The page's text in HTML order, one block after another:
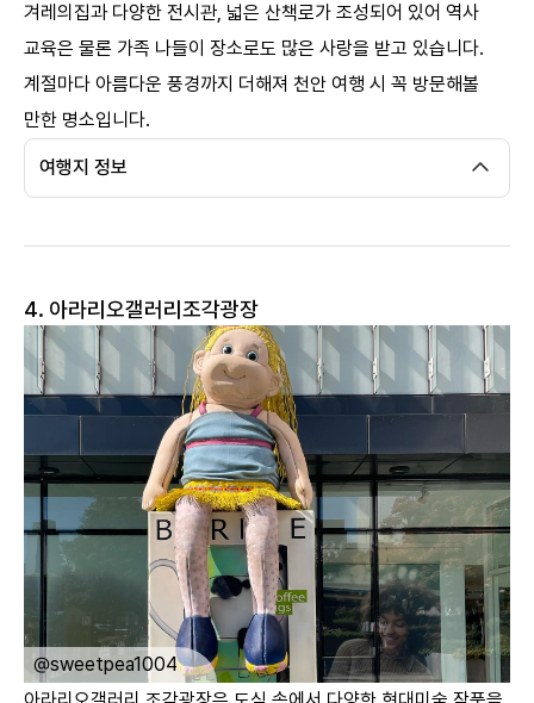
겨레의집과 다양한 전시관, 넓은 산책로가 조성되어 있어 역사
교육은 물론 가족 나들이 장소로도 많은 사랑을 받고 있습니다.
계절마다 아름다운 풍경까지 더해져 천안 여행 시 꼭 방문해볼
만한 명소입니다. ​
여행지 정보
4. 아라리오갤러리조각광장
@sweetpea1004 ㅤ